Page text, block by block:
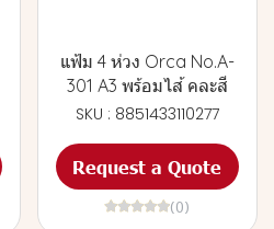
แฟ้ม 4 ห่วง Orca No.A-
301 A3 พร้อมไส้ คละสี
SKU : 8851433110277
Request a Quote
(0)